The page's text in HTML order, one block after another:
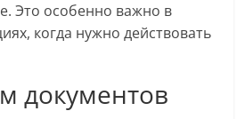
Это особенно важно в
когда нужно действовать
документов